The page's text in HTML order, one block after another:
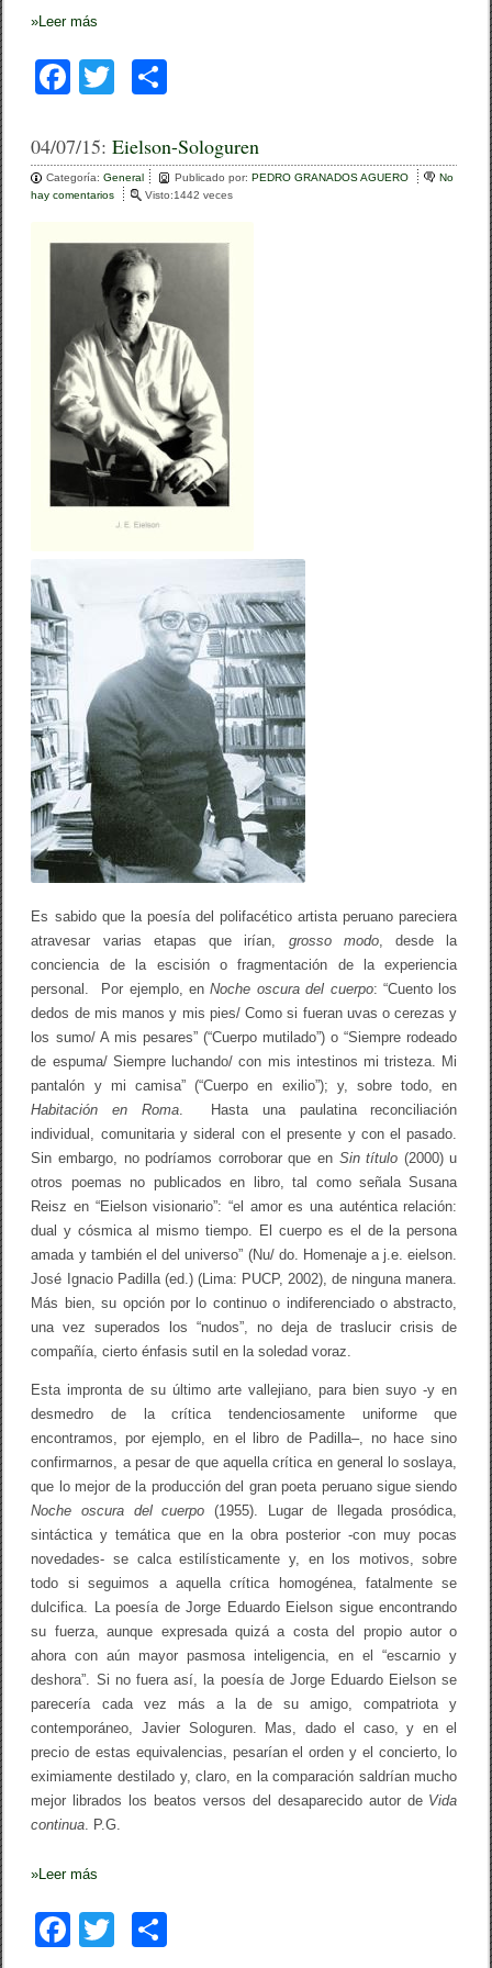
»Leer más
F
c
e
o
k
tt
er
m
p
tir
04/07/15:Eielson-Sologuren
Categoría:General Publicado por:PEDRO GRANADOS AGUERO
No
hay comentarios
i
e
s
o
n
-
S
o
l
o
g
u
r
n
Visto:1442 veces
Es sabido que la poesía del polifacético artista peruano pareciera
atravesar varias etapas que irían, grosso modo, desde la
conciencia de la escisión o fragmentación de la experiencia
personal. Por ejemplo, enNoche oscura del cuerpo: “Cuento los
dedos de mis manos y mis pies/ Como si fueran uvas o cerezas y
los sumo/ A mis pesares” (“Cuerpo mutilado”) o “Siempre rodeado
de espuma/ Siempre luchando/ con mis intestinos mi tristeza. Mi
pantalón y mi camisa” (“Cuerpo en exilio”); y, sobre todo, en
Habitación en Roma. Hasta una paulatina reconciliación
individual, comunitaria y sideral con el presente y con el pasado.
Sin embargo, no podríamos corroborar que en Sin título (2000) u
otros poemas no publicados en libro, tal como señala Susana
Reisz en “Eielson visionario”: “el amor es una auténtica relación:
dual y cósmica al mismo tiempo. El cuerpo es el de la persona
amada y también el del universo” (Nu/ do. Homenaje a j.e. eielson.
José Ignacio Padilla (ed.) (Lima: PUCP, 2002), de ninguna manera.
Más bien, su opción por lo continuo o indiferenciado o abstracto,
una vez superados los “nudos”, no deja de traslucir crisis de
compañía, cierto énfasis sutil en la soledad voraz.
Esta impronta de su último arte vallejiano, para bien suyo -y en
desmedro de la crítica tendenciosamente uniforme que
encontramos, por ejemplo, en el libro de Padilla–, no hace sino
confirmarnos, a pesar de que aquella crítica en general lo soslaya,
que lo mejor de la producción del gran poeta peruano sigue siendo
Noche oscura del cuerpo (1955). Lugar de llegada prosódica,
sintáctica y temática que en la obra posterior -con muy pocas
novedades- se calca estilísticamente y, en los motivos, sobre
todo si seguimos a aquella crítica homogénea, fatalmente se
dulcifica. La poesía de Jorge Eduardo Eielson sigue encontrando
su fuerza, aunque expresada quizá a costa del propio autor o
ahora con aún mayor pasmosa inteligencia, en el “escarnio y
deshora”. Si no fuera así, la poesía de Jorge Eduardo Eielson se
parecería cada vez más a la de su amigo, compatriota y
contemporáneo, Javier Sologuren. Mas, dado el caso, y en el
precio de estas equivalencias, pesarían el orden y el concierto, lo
eximiamente destilado y, claro, en la comparación saldrían mucho
mejor librados los beatos versos del desaparecido autor de Vida
continua. P.G.
»Leer más
F